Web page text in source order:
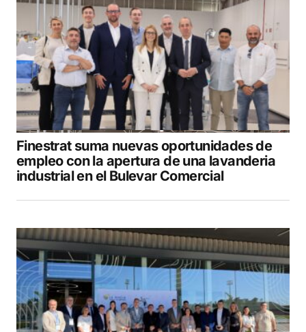
Finestrat suma nuevas oportunidades de
empleo con la apertura de una lavanderia
industrial en el Bulevar Comercial